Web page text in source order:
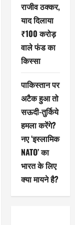
राजीव ठक्कर,
याद दिलाया
₹100 करोड़
वाले फंड का
किस्सा
पाकिस्तान पर
अटैक हुआ तो
सऊदी-तुर्किये
हमला करेंगे?
नए ‘इस्लामिक
NATO’ का
भारत के लिए
क्या मायने है?